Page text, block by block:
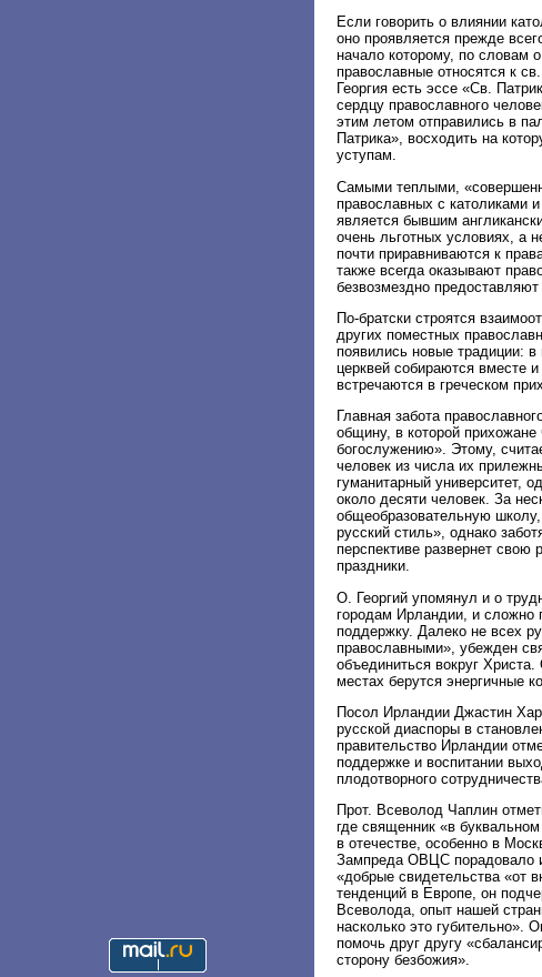
Если говорить о влиянии
оно проявляется прежде
начало которому, по словам
православные относятся к
Георгия есть эссе «Св.
сердцу православного
этим летом отправились в
Патрика», восходить на
уступам.
Самыми теплыми,
православных с католиками
является бывшим
очень льготных условиях, а
почти приравниваются к
также всегда оказывают
безвозмездно
По-братски строятся
других поместных
появились новые традиции:
церквей собираются вместе
встречаются в греческом
Главная забота
общину, в которой прихожане
богослужению». Этому,
человек из числа их
гуманитарный университет,
около десяти человек. За
общеобразовательную
русский стиль», однако
перспективе развернет свою
праздники.
О. Георгий упомянул и о
городам Ирландии, и сложно
поддержку. Далеко не всех
православными», убежден
объединиться вокруг
местах берутся энергичные
Посол Ирландии Джастин
русской диаспоры в
правительство Ирландии
поддержке и воспитании
плодотворного
Прот. Всеволод Чаплин
где священник «в
в отечестве, особенно в
Зампреда ОВЦС порадовало
«добрые свидетельства «от
тенденций в Европе, он
Всеволода, опыт нашей
насколько это губительно».
помочь друг другу
сторону безбожия».